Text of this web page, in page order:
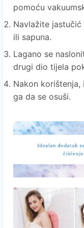
pomoću
Navlažite
ili sapuna.
Lagano se
drugi dio tijela
Nakon
ga da se osuši.